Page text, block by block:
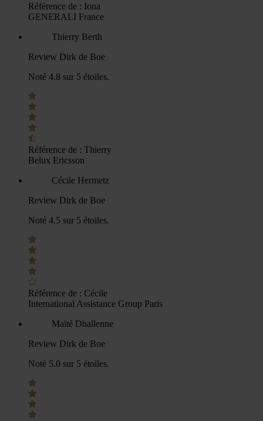
Référence de : Iona
GENERALI France
Thierry Berth
Review Dirk de Boe
Noté 4.8 sur 5 étoiles.
Référence de : Thierry
Belux Ericsson
Cécile Hermetz
Review Dirk de Boe
Noté 4.5 sur 5 étoiles.
Référence de : Cécile
International Assistance Group Paris
Maïté Dhallenne
Review Dirk de Boe
Noté 5.0 sur 5 étoiles.